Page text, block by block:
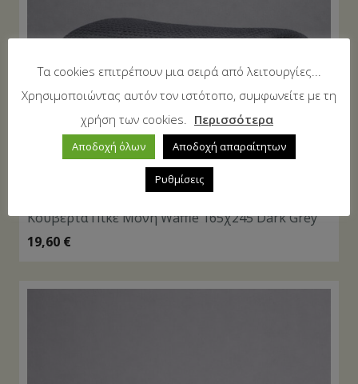
Κουβέρτα Πικέ Μονή Waffle 165χ245 Dark Grey
19,60 €
Τα cookies επιτρέπουν μια σειρά από λειτουργίες...
Χρησιμοποιώντας αυτόν τον ιστότοπο, συμφωνείτε με τη
χρήση των cookies.
Περισσότερα
Αποδοχή όλων Αποδοχή απαραίτητων
Ρυθμίσεις